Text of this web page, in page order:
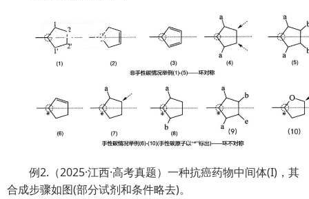
例2.（2025·江西·高考真题）一种抗癌药物中间体(I)，其
合成步骤如图(部分试剂和条件略去)。